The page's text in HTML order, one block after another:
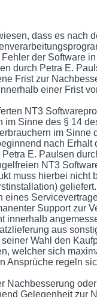
dass es nach
der Software
durch Petra E.
Frist zur
einer Frist
NT3
im Sinne des § 14
im
nach
E. Paulsen
NT3
muss hierbei nicht
geliefert.
eines
Support zur
innerhalb
aus
Wahl den
welcher sich
Ansprüche regeln
Nachbesserung
Gelegenheit zur